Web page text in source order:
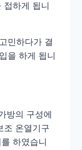
접하게 됩니
민하다가 결
을 하게 됩니
방의 구성에
조 온열기구
하였습니